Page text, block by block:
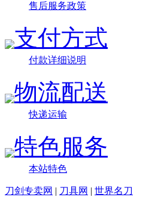
售后服务政策
支付方式
付款详细说明
物流配送
快递运输
特色服务
本站特色
刀剑专卖网 | 刀具网 | 世界名刀